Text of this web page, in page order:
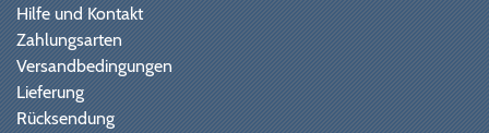
Hilfe und Kontakt
Zahlungsarten
Versandbedingungen
Lieferung
Rücksendung